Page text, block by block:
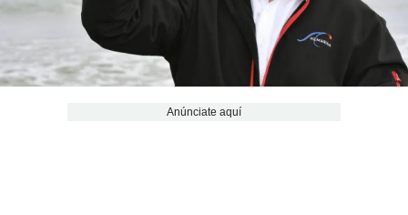
Anúnciate aquí